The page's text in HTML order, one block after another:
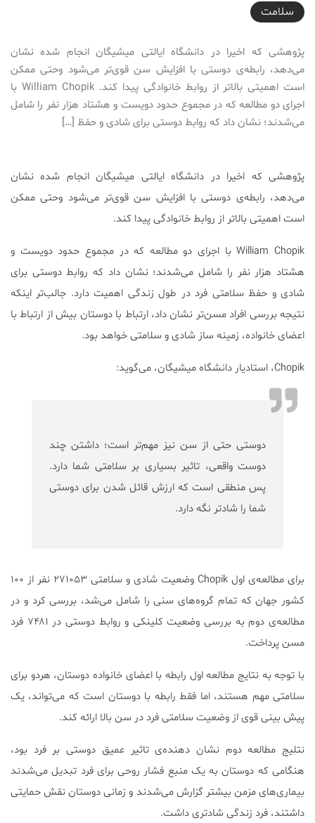
2017-06-08T18:45:52+04:30
سلامت
پژوهشی که اخیرا در دانشگاه ایالتی میشیگان انجام شده نشان
می‌دهد، رابطه‌ی دوستی با افزایش سن قوی‌تر می‌شود وحتی ممکن
است اهمیتی بالاتر از روابط خانوادگی پیدا کند. William Chopik با
اجرای دو مطالعه‌ که در مجموع حدود دویست و هشتاد هزار نفر را شامل
می‌شدند؛ نشان داد که روابط دوستی برای شادی و حفظ […]
پژوهشی که اخیرا در دانشگاه ایالتی میشیگان انجام شده نشان
می‌دهد، رابطه‌ی دوستی با افزایش سن قوی‌تر می‌شود وحتی ممکن
است اهمیتی بالاتر از روابط خانوادگی پیدا کند.
William Chopik با اجرای دو مطالعه‌ که در مجموع حدود دویست و
هشتاد هزار نفر را شامل می‌شدند؛ نشان داد که روابط دوستی برای
شادی و حفظ سلامتی فرد در طول زندگی اهمیت دارد. جالب‌تر اینکه
نتیجه بررسی افراد مسن‌تر نشان داد، ارتباط با دوستان بیش از ارتباط با
اعضای خانواده، زمینه ساز شادی و سلامتی خواهد بود.
Chopik، استادیار دانشگاه میشیگان، می‌گوید:
دوستی حتی از سن نیز مهم‌تر است؛ داشتن چند
دوست واقعی، تاثیر بسیاری بر سلامتی شما دارد.
پس منطقی است که ارزش قائل شدن برای دوستی
شما را شادتر نگه دارد.
برای مطالعه‌ی اول Chopik وضعیت شادی و سلامتی ۲۷۱۰۵۳ نفر از ۱۰۰
کشور جهان که تمام گروه‌های سنی را شامل می‌شد، بررسی کرد و در
مطالعه‌ی دوم به بررسی وضعیت کلینکی و روابط دوستی در ۷۴۸۱ فرد
مسن پرداخت.
با توجه به نتایج مطالعه اول رابطه با اعضای خانواده دوستان، هردو برای
سلامتی مهم هستند، اما فقط رابطه با دوستان است که می‌تواند، یک
پیش بینی قوی از وضعیت سلامتی فرد در سن بالا ارائه کند.
نتلیج مطالعه دوم نشان دهنده‌ی تاثیر عمیق دوستی بر فرد بود،
هنگامی که دوستان به یک منبع فشار روحی برای فرد تبدیل می‌شدند
بیماری‌های مزمن بیشتر گزارش می‌شدند و زمانی دوستان نقش حمایتی
داشتند، فرد زندگی شادتری داشت.